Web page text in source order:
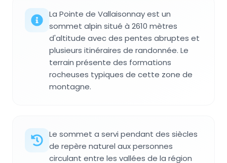
La Pointe de Vallaisonnay est un
sommet alpin situé à 2610 mètres
d'altitude avec des pentes abruptes et
plusieurs itinéraires de randonnée. Le
terrain présente des formations
rocheuses typiques de cette zone de
montagne.
Le sommet a servi pendant des siècles
de repère naturel aux personnes
circulant entre les vallées de la région